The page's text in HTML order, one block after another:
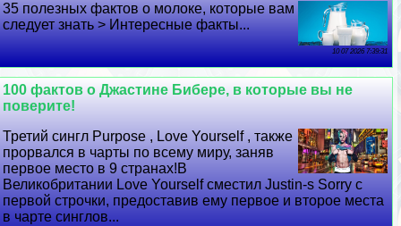
35 полезных фактов о молоке, которые вам
следует знать > Интересные факты...
10 07 2026 7:39:31
100 фактов о Джастине Бибере, в которые вы не
поверите!
Третий сингл Purpose , Love Yourself , также
прорвался в чарты по всему миру, заняв
первое место в 9 странах!В
Великобритании Love Yourself сместил Justin-s Sorry с
первой строчки, предоставив ему первое и второе места
в чарте синглов...